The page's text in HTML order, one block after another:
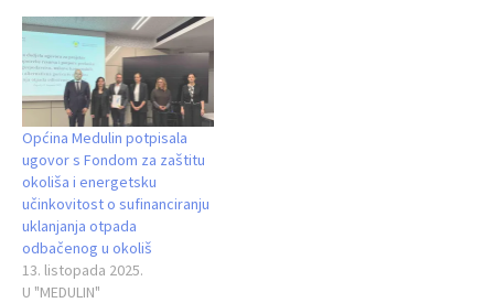
Općina Medulin potpisala
ugovor s Fondom za zaštitu
okoliša i energetsku
učinkovitost o sufinanciranju
uklanjanja otpada
odbačenog u okoliš
13. listopada 2025.
U "MEDULIN"